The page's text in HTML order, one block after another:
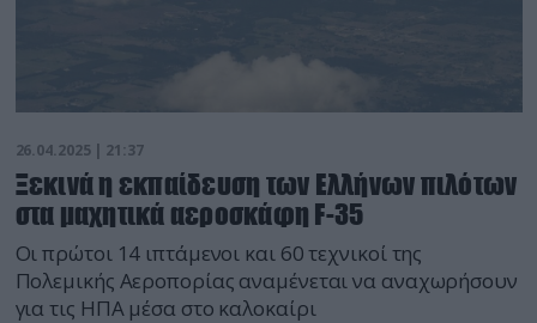
26.04.2025 | 21:37
Ξεκινά η εκπαίδευση των Ελλήνων πιλότων
στα μαχητικά αεροσκάφη F-35
Οι πρώτοι 14 ιπτάμενοι και 60 τεχνικοί της
Πολεμικής Αεροπορίας αναμένεται να αναχωρήσουν
για τις ΗΠΑ μέσα στο καλοκαίρι